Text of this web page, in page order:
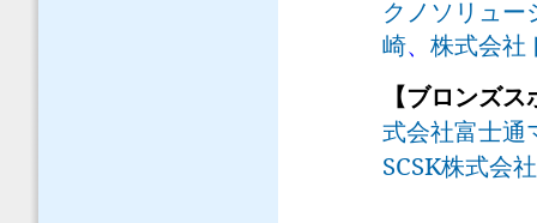
クノソリュー
崎、 株式会社
【ブロンズ
式会社富士通
SCSK株式会社